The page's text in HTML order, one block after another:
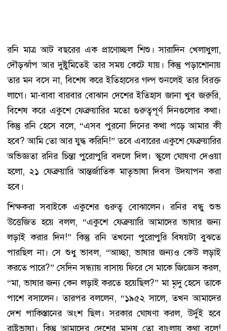
রনি মাত্র আট বছরের এক প্রাণোচ্ছল শিশু। সারাদিন খেলাধুলা,
দৌড়ঝাঁপ আর দুষ্টুমিতেই তার সময় কেটে যায়। কিন্তু পড়াশোনায়
তার মন বসে না, বিশেষ করে ইতিহাসের গল্প শুনলেই তার বিরক্ত
লাগে। মা-বাবা বারবার বোঝান দেশের ইতিহাস জানা খুব জরুরি,
বিশেষ করে একুশে ফেব্রুয়ারির মতো গুরুত্বপূর্ণ দিনগুলোর কথা।
কিন্তু রনি হেসে বলে, “এসব পুরনো দিনের কথা পড়ে আমার কী
হবে? আমি তো আর যুদ্ধ করিনি!” তবে এবারের একুশে ফেব্রুয়ারির
অভিজ্ঞতা রনির চিন্তা পুরোপুরি বদলে দিল। স্কুলে ঘোষণা দেওয়া
হলো, ২১ ফেব্রুয়ারি আন্তর্জাতিক মাতৃভাষা দিবস উদযাপন করা
হবে।
শিক্ষকরা সবাইকে একুশের গুরুত্ব বোঝালেন। রনির বন্ধু শুভ
উত্তেজিত হয়ে বলল, “একুশে ফেব্রুয়ারি আমাদের ভাষার জন্য
লড়াই করার দিন!” কিন্তু রনি তখনো পুরোপুরি বিষয়টা বুঝতে
পারছিল না। সে শুধু ভাবল, “আচ্ছা, ভাষার জন্যও কেউ লড়াই
করতে পারে?” সেদিন সন্ধ্যায় বাসায় ফিরে সে মাকে জিজ্ঞেস করল,
“মা, ভাষার জন্য কেন লড়াই করতে হয়েছিল?” মা মৃদু হেসে তাকে
পাশে বসালেন। তারপর বললেন, “১৯৫২ সালে, তখন আমাদের
দেশ পাকিস্তানের অংশ ছিল। সরকার ঘোষণা করল, উর্দুই হবে
রাষ্ট্রভাষা। কিন্তু আমাদের দেশের মানুষ তো বাংলায় কথা বলে!